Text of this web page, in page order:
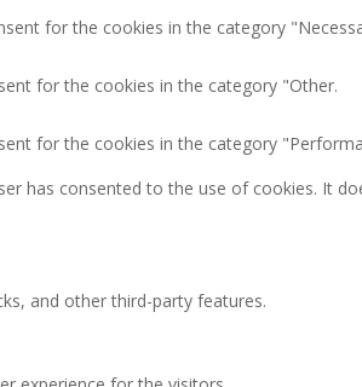
for the cookies in the category
for the cookies in the category "Other.
for the cookies in the category
has consented to the use of cookies. It
and other third-party features.